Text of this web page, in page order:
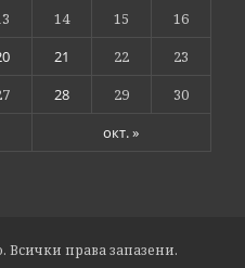
окт. »
14 15
16
21 22
23
28 29 30
Всички права запазени.